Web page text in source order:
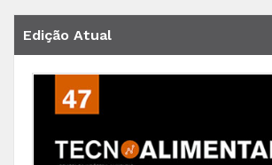
Edição Atual